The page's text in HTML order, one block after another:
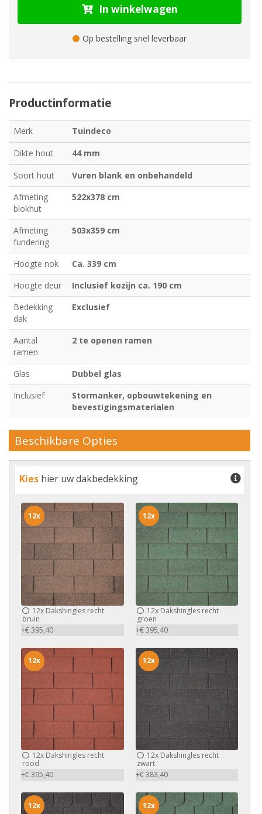
In winkelwagen
Op bestelling snel leverbaar
Productinformatie
Merk
Tuindeco
Dikte hout
44 mm
Soort hout
Vuren blank en onbehandeld
Afmeting
blokhut
522x378 cm
Afmeting
fundering
503x359 cm
Hoogte nok
Ca. 339 cm
Hoogte deur
Inclusief kozijn ca. 190 cm
Bedekking
dak
Exclusief
Aantal
ramen
2 te openen ramen
Glas
Dubbel glas
Inclusief
Stormanker, opbouwtekening en
bevestigingsmaterialen
Beschikbare Opties
Kies hier uw dakbedekking
12x Dakshingles recht
bruin
+€ 395,40
12x
12xDakshingles recht
groen
+€ 395,40
12x
12x Dakshingles recht
rood
+€ 395,40
12x
12xDakshingles recht
zwart
+€ 383,40
12x
12x 12x